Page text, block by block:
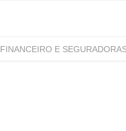
FINANCEIRO E